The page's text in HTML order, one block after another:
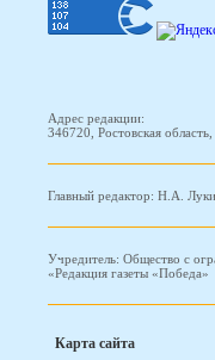
Адрес редакции:
346720, Ростовская
Главный редактор: Н.А.
Учредитель: Общество с
«Редакция газеты «Победа»
Карта сайта